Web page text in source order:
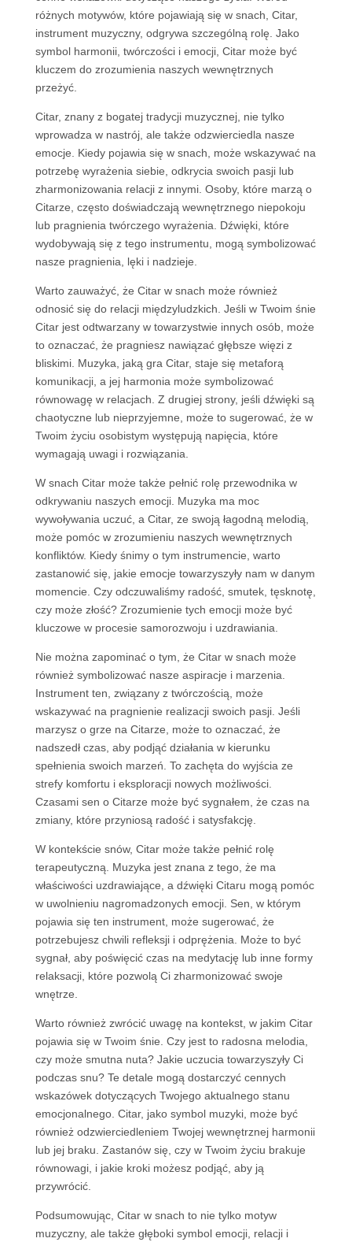
różnych motywów, które pojawiają się w snach, Citar,
instrument muzyczny, odgrywa szczególną rolę. Jako
symbol harmonii, twórczości i emocji, Citar może być
kluczem do zrozumienia naszych wewnętrznych
przeżyć.
Citar, znany z bogatej tradycji muzycznej, nie tylko
wprowadza w nastrój, ale także odzwierciedla nasze
emocje. Kiedy pojawia się w snach, może wskazywać na
potrzebę wyrażenia siebie, odkrycia swoich pasji lub
zharmonizowania relacji z innymi. Osoby, które marzą o
Citarze, często doświadczają wewnętrznego niepokoju
lub pragnienia twórczego wyrażenia. Dźwięki, które
wydobywają się z tego instrumentu, mogą symbolizować
nasze pragnienia, lęki i nadzieje.
Warto zauważyć, że Citar w snach może również
odnosić się do relacji międzyludzkich. Jeśli w Twoim śnie
Citar jest odtwarzany w towarzystwie innych osób, może
to oznaczać, że pragniesz nawiązać głębsze więzi z
bliskimi. Muzyka, jaką gra Citar, staje się metaforą
komunikacji, a jej harmonia może symbolizować
równowagę w relacjach. Z drugiej strony, jeśli dźwięki są
chaotyczne lub nieprzyjemne, może to sugerować, że w
Twoim życiu osobistym występują napięcia, które
wymagają uwagi i rozwiązania.
W snach Citar może także pełnić rolę przewodnika w
odkrywaniu naszych emocji. Muzyka ma moc
wywoływania uczuć, a Citar, ze swoją łagodną melodią,
może pomóc w zrozumieniu naszych wewnętrznych
konfliktów. Kiedy śnimy o tym instrumencie, warto
zastanowić się, jakie emocje towarzyszyły nam w danym
momencie. Czy odczuwaliśmy radość, smutek, tęsknotę,
czy może złość? Zrozumienie tych emocji może być
kluczowe w procesie samorozwoju i uzdrawiania.
Nie można zapominać o tym, że Citar w snach może
również symbolizować nasze aspiracje i marzenia.
Instrument ten, związany z twórczością, może
wskazywać na pragnienie realizacji swoich pasji. Jeśli
marzysz o grze na Citarze, może to oznaczać, że
nadszedł czas, aby podjąć działania w kierunku
spełnienia swoich marzeń. To zachęta do wyjścia ze
strefy komfortu i eksploracji nowych możliwości.
Czasami sen o Citarze może być sygnałem, że czas na
zmiany, które przyniosą radość i satysfakcję.
W kontekście snów, Citar może także pełnić rolę
terapeutyczną. Muzyka jest znana z tego, że ma
właściwości uzdrawiające, a dźwięki Citaru mogą pomóc
w uwolnieniu nagromadzonych emocji. Sen, w którym
pojawia się ten instrument, może sugerować, że
potrzebujesz chwili refleksji i odprężenia. Może to być
sygnał, aby poświęcić czas na medytację lub inne formy
relaksacji, które pozwolą Ci zharmonizować swoje
wnętrze.
Warto również zwrócić uwagę na kontekst, w jakim Citar
pojawia się w Twoim śnie. Czy jest to radosna melodia,
czy może smutna nuta? Jakie uczucia towarzyszyły Ci
podczas snu? Te detale mogą dostarczyć cennych
wskazówek dotyczących Twojego aktualnego stanu
emocjonalnego. Citar, jako symbol muzyki, może być
również odzwierciedleniem Twojej wewnętrznej harmonii
lub jej braku. Zastanów się, czy w Twoim życiu brakuje
równowagi, i jakie kroki możesz podjąć, aby ją
przywrócić.
Podsumowując, Citar w snach to nie tylko motyw
muzyczny, ale także głęboki symbol emocji, relacji i